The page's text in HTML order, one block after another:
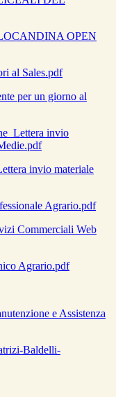
OPEN
al Sales.pdf
per un giorno al
invio
invio materiale
Agrario.pdf
Commerciali Web
Agrario.pdf
e Assistenza
Baldelli-